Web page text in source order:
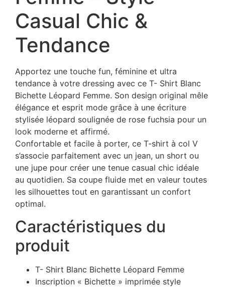
Casual Chic &
Tendance
Apportez une touche fun, féminine et ultra
tendance à votre dressing avec ce T- Shirt Blanc
Bichette Léopard Femme. Son design original mêle
élégance et esprit mode grâce à une écriture
stylisée léopard soulignée de rose fuchsia pour un
look moderne et affirmé.
Confortable et facile à porter, ce T-shirt à col V
s’associe parfaitement avec un jean, un short ou
une jupe pour créer une tenue casual chic idéale
au quotidien. Sa coupe fluide met en valeur toutes
les silhouettes tout en garantissant un confort
optimal.
Caractéristiques du
produit
T- Shirt Blanc Bichette Léopard Femme
Inscription « Bichette » imprimée style